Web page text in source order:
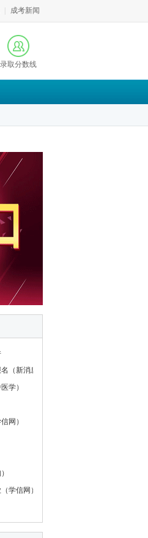
成考新闻
录取分数线
（新消息）
学）
网）
学信网）